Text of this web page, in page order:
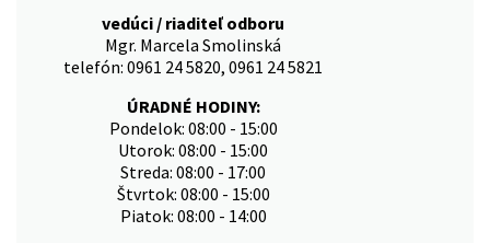
vedúci / riaditeľ odboru
Mgr. Marcela Smolinská
telefón: 0961 24 5820, 0961 24 5821
ÚRADNÉ HODINY:
Pondelok: 08:00 - 15:00
Utorok: 08:00 - 15:00
Streda: 08:00 - 17:00
Štvrtok: 08:00 - 15:00
Piatok: 08:00 - 14:00